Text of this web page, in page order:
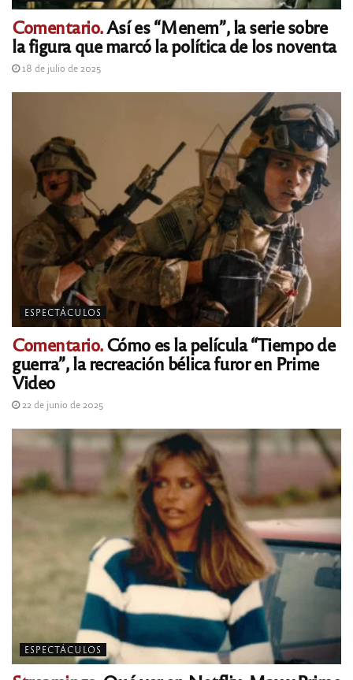
Comentario.Así es “Menem”, la serie sobre
la figura que marcó la política de los noventa
18 de julio de 2025
ESPECTÁCULOS
Comentario.Cómo es la película “Tiempo de
guerra”, la recreación bélica furor en Prime
Video
22 de junio de 2025
ESPECTÁCULOS